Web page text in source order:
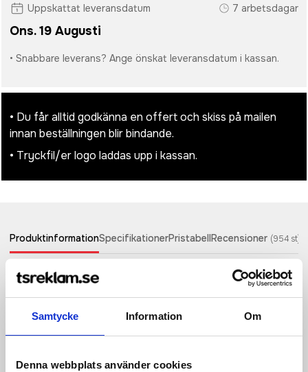
Samtycke Information Om
Denna webbplats använder cookies
Uppskattat leveransdatum 7 arbetsdagar
Ons. 19 Augusti
• Snabbare leverans? Ange önskat leveransdatum i kassan.
• Du får alltid godkänna en offert och skiss på mailen
innan beställningen blir bindande.
• Tryckfil/er logo laddas upp i kassan.
ProduktinformationSpecifikationerPristabellRecensioner (954 st)
Gå till stranden med stil och bekvämlighet med denna stilrena
strandmatta. Tillverkad av 340 gsm återvunnen canvas.
lätt kunna rulla ihop mattan och bära med sig, samt en ficka.
från färgning eller blekning. Strandmattan består av 70 %